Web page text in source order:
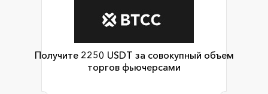
Получите 2250 USDT за совокупный объем
торгов фьючерсами